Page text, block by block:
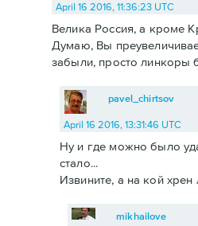
April 16 2016, 11:36:23 UTC
Велика Россия, а кроме
Думаю, Вы
забыли, просто линкоры
pavel_chirtsov
April 16 2016, 13:31:46 UTC
Ну и где можно было
стало...
Извините, а на кой хрен
mikhailove